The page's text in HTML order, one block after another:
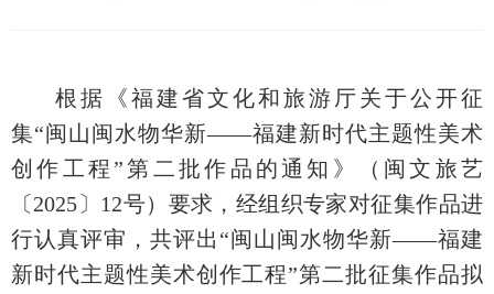
根据《福建省文化和旅游厅关于公开征
集“闽山闽水物华新——福建新时代主题性美术
创作工程”第二批作品的通知》（闽文旅艺
〔2025〕12号）要求，经组织专家对征集作品进
行认真评审，共评出“闽山闽水物华新——福建
新时代主题性美术创作工程”第二批征集作品拟